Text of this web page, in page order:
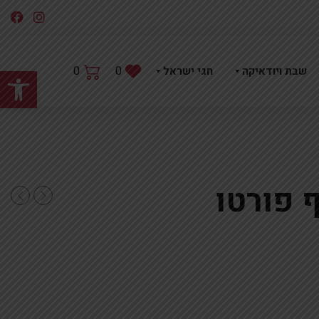
שבת ויודאיקה חגי ישראל 0
0
פורטו